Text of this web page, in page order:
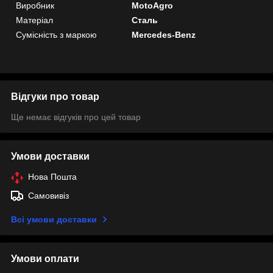
Виробник
MotoAgro
Матеріал
Сталь
Сумісність з маркою
Mercedes-Benz
Відгуки про товар
Ще немає відгуків про цей товар
Умови доставки
Нова Пошта
Самовивіз
Всі умови доставки
Умови оплати